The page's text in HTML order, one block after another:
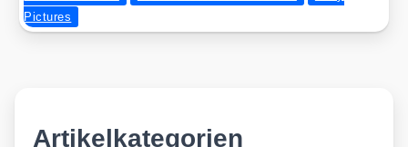
Pictures
Artikelkategorien